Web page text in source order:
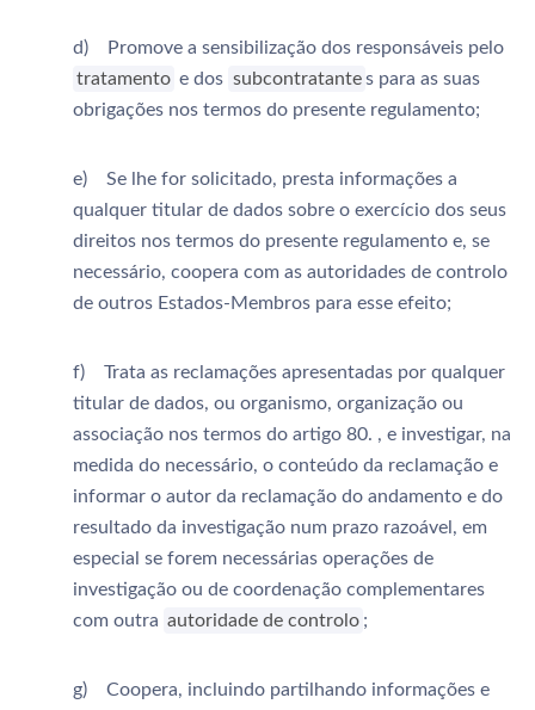
d) Promove a sensibilização dos responsáveis pelo
tratamento e dos subcontratante s para as suas
obrigações nos termos do presente regulamento;
e) Se lhe for solicitado, presta informações a
qualquer titular de dados sobre o exercício dos seus
direitos nos termos do presente regulamento e, se
necessário, coopera com as autoridades de controlo
de outros Estados-Membros para esse efeito;
f) Trata as reclamações apresentadas por qualquer
titular de dados, ou organismo, organização ou
associação nos termos do artigo 80. , e investigar, na
medida do necessário, o conteúdo da reclamação e
informar o autor da reclamação do andamento e do
resultado da investigação num prazo razoável, em
especial se forem necessárias operações de
investigação ou de coordenação complementares
com outra autoridade de controlo ;
g) Coopera, incluindo partilhando informações e